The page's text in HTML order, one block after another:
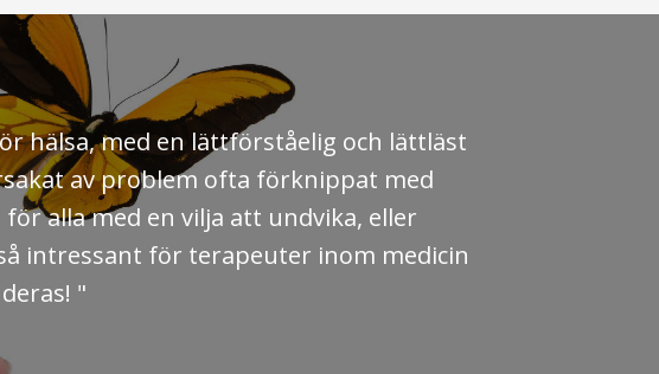
En kunskapskälla utan dess like, en
denna bok till alla som vill ta sin